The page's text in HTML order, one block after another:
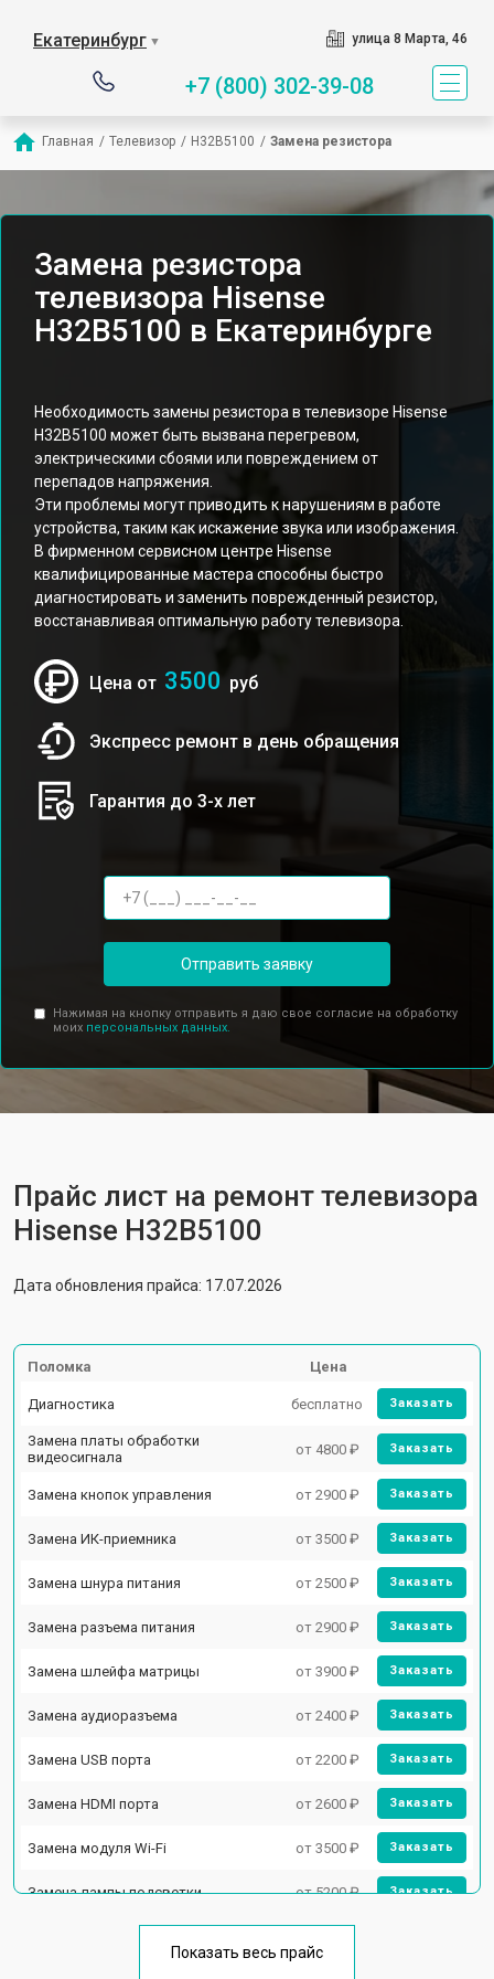
Екатеринбург ▼ улица 8 Марта, 46
+7 (800) 302-39-08
Главная / Телевизор / H32B5100 / Замена резистора
Замена резистора
телевизора Hisense
H32B5100 в Екатеринбурге
Необходимость замены резистора в телевизоре Hisense
H32B5100 может быть вызвана перегревом,
электрическими сбоями или повреждением от
перепадов напряжения.
Эти проблемы могут приводить к нарушениям в работе
устройства, таким как искажение звука или изображения.
В фирменном сервисном центре Hisense
квалифицированные мастера способны быстро
диагностировать и заменить поврежденный резистор,
восстанавливая оптимальную работу телевизора.
Цена от 3500 руб
Экспресс ремонт в день обращения
Гарантия до 3-х лет
Отправить заявку
Нажимая на кнопку отправить я даю свое согласие на обработку
моих персональных данных.
Прайс лист на ремонт телевизора
Hisense H32B5100
Дата обновления прайса: 17.07.2026
Поломка Цена
Диагностика бесплатно Заказать
Замена платы обработки
видеосигнала
от 4800 ₽ Заказать
Замена кнопок управления от 2900 ₽ Заказать
Замена ИК-приемника от 3500 ₽ Заказать
Замена шнура питания от 2500 ₽ Заказать
Замена разъема питания от 2900 ₽ Заказать
Замена шлейфа матрицы от 3900 ₽ Заказать
Замена аудиоразъема от 2400 ₽ Заказать
Замена USB порта от 2200 ₽ Заказать
Замена HDMI порта от 2600 ₽ Заказать
Замена модуля Wi-Fi от 3500 ₽ Заказать
Замена лампы подсветки от 5200 ₽ Заказать
Показать весь прайс